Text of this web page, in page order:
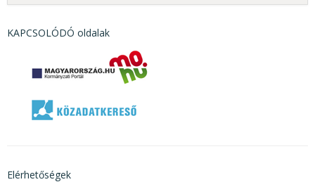
KAPCSOLÓDÓ oldalak
Elérhetőségek